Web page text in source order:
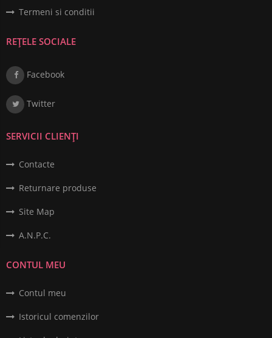
Termeni si conditii
REȚELE SOCIALE
Facebook
Twitter
SERVICII CLIENȚI
Contacte
Returnare produse
Site Map
A.N.P.C.
CONTUL MEU
Contul meu
Istoricul comenzilor